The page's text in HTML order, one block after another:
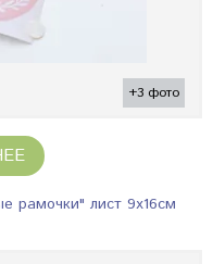
+3 фото
рамочки" лист 9х16см